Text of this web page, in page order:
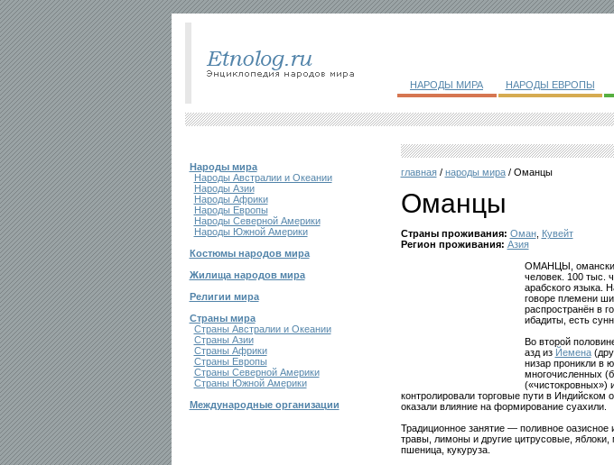
НАРОДЫ МИРА НАРОДЫ ЕВРОПЫ
Народы мира
Народы Австралии и Океании
Народы Азии
Народы Африки
Народы Европы
Народы Северной Америки
Народы Южной Америки
Костюмы народов мира
Жилища народов мира
Религии мира
Страны мира
Страны Австралии и Океании
Страны Азии
Страны Африки
Страны Европы
Страны Северной Америки
Страны Южной Америки
Международные организации
главная/ народы мира/ Оманцы
Оманцы
Страны проживания: Оман, Кувейт
Регион проживания: Азия
ОМАНЦЫ,
человек. 100 тыс.
арабского языка.
говоре племени
распространён в
ибадиты, есть
Во второй
азд из Йемена
низар проникли в
многочисленных
(«чистокровных»)
контролировали торговые пути в Индийском
оказали влияние на формирование суахили.
Традиционное занятие — поливное
травы, лимоны и другие цитрусовые,
пшеница, кукуруза.